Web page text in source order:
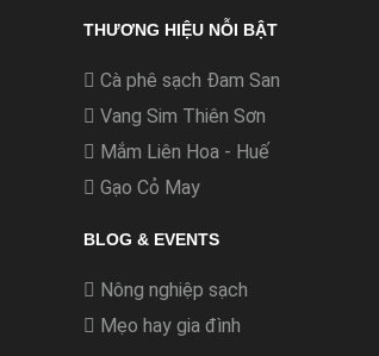
THƯƠNG HIỆU NỖI BẬT
Cà phê sạch Đam San
Vang Sim Thiên Sơn
Mắm Liên Hoa - Huế
Gạo Cỏ May
BLOG & EVENTS
Nông nghiệp sạch
Mẹo hay gia đình